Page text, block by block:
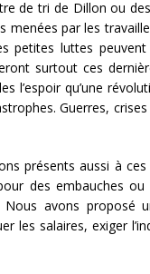
de tri de Dillon ou
menées par les
petites luttes
surtout ces
l’espoir qu’une
Guerres,
présents aussi à
des embauches
Nous avons
les salaires, exiger